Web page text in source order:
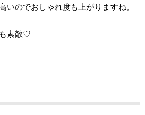
いのでおしゃれ度も上がりますね。
素敵♡